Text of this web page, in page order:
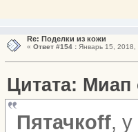
Re: Поделки из кожи
« Ответ #154 :Январь 15, 2018,
Цитата: Миап
Пятачкоff,